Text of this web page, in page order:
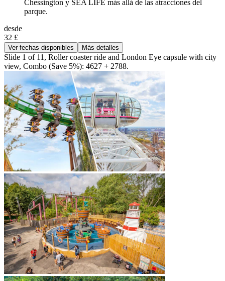
Chessington y SEA LIFE más allá de las atracciones del
parque.
desde
32 £
Ver fechas disponibles Más detalles
Slide 1 of 11, Roller coaster ride and London Eye capsule with city
view, Combo (Save 5%): 4627 + 2788.